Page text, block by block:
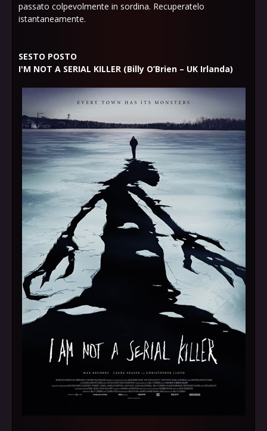
passato colpevolmente in sordina. Recuperatelo
istantaneamente.
SESTO POSTO
I'M NOT A SERIAL KILLER (Billy O’Brien – UK Irlanda)